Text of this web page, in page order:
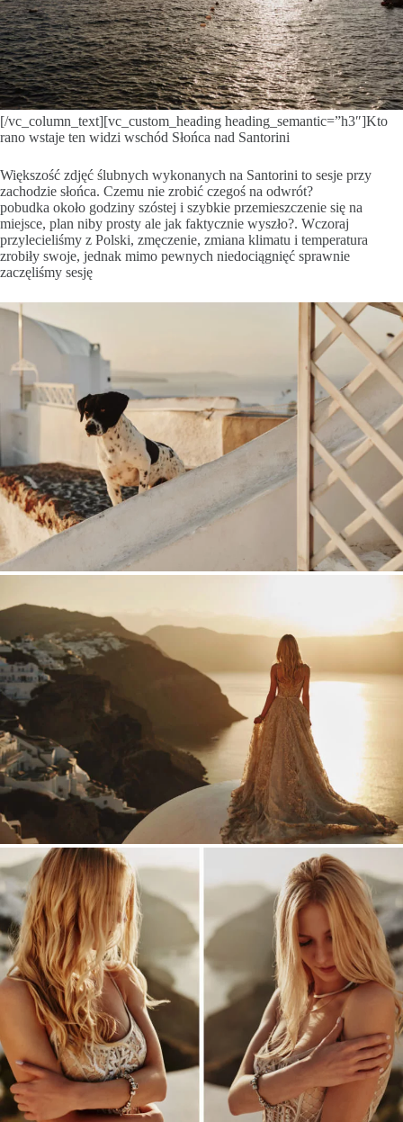
[/vc_column_text][vc_custom_heading heading_semantic=”h3″]Kto
rano wstaje ten widzi wschód Słońca nad Santorini
Większość zdjęć ślubnych wykonanych na Santorini to sesje przy
zachodzie słońca. Czemu nie zrobić czegoś na odwrót?
pobudka około godziny szóstej i szybkie przemieszczenie się na
miejsce, plan niby prosty ale jak faktycznie wyszło?. Wczoraj
przylecieliśmy z Polski, zmęczenie, zmiana klimatu i temperatura
zrobiły swoje, jednak mimo pewnych niedociągnięć sprawnie
zaczęliśmy sesję